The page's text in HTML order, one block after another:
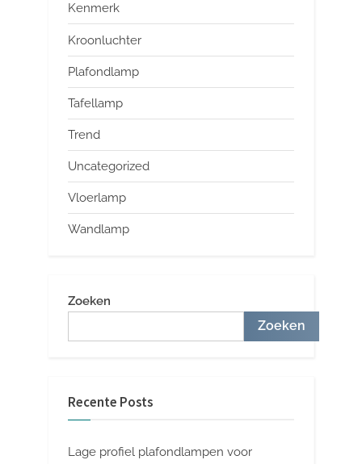
Kenmerk
Kroonluchter
Plafondlamp
Tafellamp
Trend
Uncategorized
Vloerlamp
Wandlamp
Zoeken
Zoeken
Recente Posts
Lage profiel plafondlampen voor